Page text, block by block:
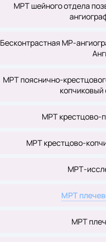
МРТ шейного отдела
Бесконтрастная МР-
МРТ пояснично-
копчиковый
МРТ крестцово-
МРТ крестцово-
МРТ-
МРТ
МРТ